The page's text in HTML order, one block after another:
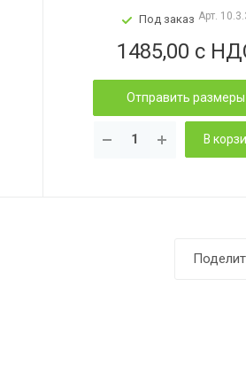
Под заказ Арт.
1485,00 с
Отправить размеры
В